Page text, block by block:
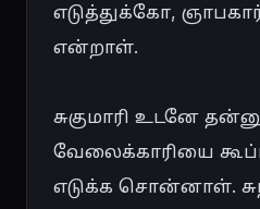
எடுத்துக்கோ,
என்றாள்.
சுகுமாரி உடனே
வேலைக்காரியை
எடுக்க சொன்னாள்.